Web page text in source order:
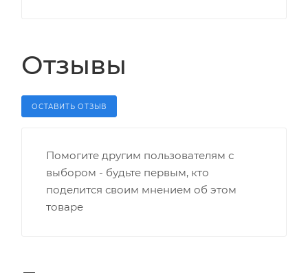
Отзывы
ОСТАВИТЬ ОТЗЫВ
Помогите другим пользователям с
выбором - будьте первым, кто
поделится своим мнением об этом
товаре